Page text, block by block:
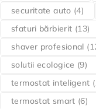
securitate auto (4)
sfaturi bărbierit (13)
shaver profesional
solutii ecologice (9)
termostat inteligent
termostat smart (6)